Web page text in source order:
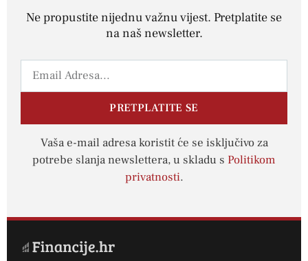
Ne propustite nijednu važnu vijest. Pretplatite se
na naš newsletter.
PRETPLATITE SE
Vaša e-mail adresa koristit će se isključivo za
potrebe slanja newslettera, u skladu s Politikom
privatnosti.